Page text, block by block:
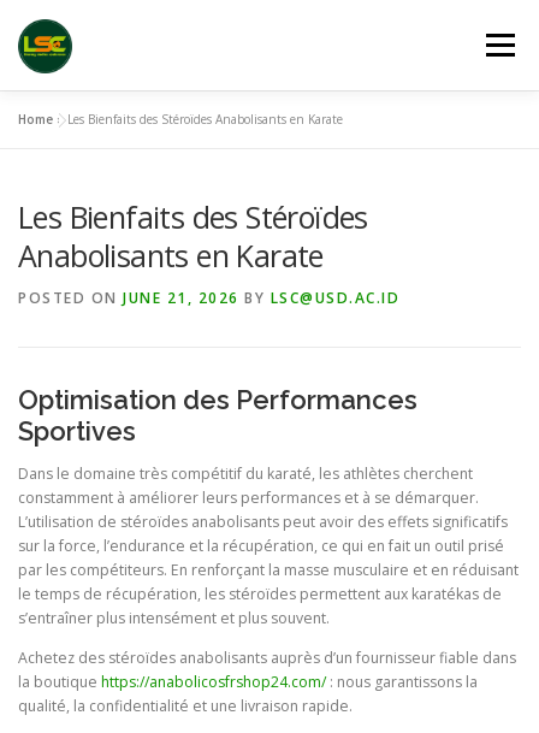
content
Menu
ACCEPTED ABSTRACTS VENUES
Home »Les Bienfaits des Stéroïdes Anabolisants en Karate
Les Bienfaits des Stéroïdes
Anabolisants en Karate
POSTED ON JUNE 21, 2026 BY LSC@USD.AC.ID
Optimisation des Performances
Sportives
Dans le domaine très compétitif du karaté, les athlètes cherchent
constamment à améliorer leurs performances et à se démarquer.
L’utilisation de stéroïdes anabolisants peut avoir des effets significatifs
sur la force, l’endurance et la récupération, ce qui en fait un outil prisé
par les compétiteurs. En renforçant la masse musculaire et en réduisant
le temps de récupération, les stéroïdes permettent aux karatékas de
s’entraîner plus intensément et plus souvent.
Achetez des stéroïdes anabolisants auprès d’un fournisseur fiable dans
la boutique https://anabolicosfrshop24.com/: nous garantissons la
qualité, la confidentialité et une livraison rapide.